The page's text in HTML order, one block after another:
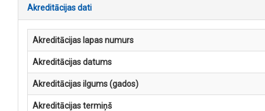
Akreditācijas dati
Akreditācijas lapas numurs
Akreditācijas datums
Akreditācijas ilgums (gados)
Akreditācijas termiņš